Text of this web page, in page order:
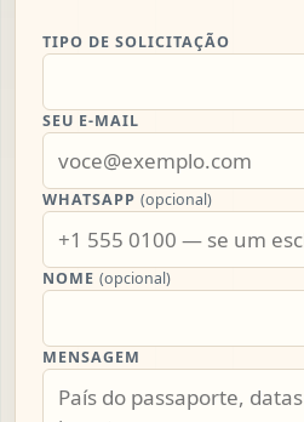
TIPO DE SOLICITAÇÃO
SEU E-MAIL
WHATSAPP (opcional)
NOME (opcional)
MENSAGEM